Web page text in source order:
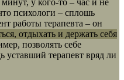
у кого-то – час и не
психологи – сплошь
работы терапевта – он
отдыхать и держать себя
позволять себе
терапевт вряд ли